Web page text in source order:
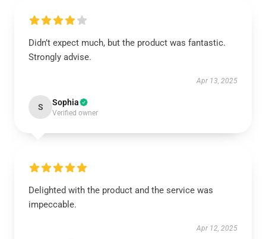
Didn’t expect much, but the product was fantastic.
Strongly advise.
Apr 13, 2025
S Sophia
Verified owner
Delighted with the product and the service was
impeccable.
Apr 12, 2025